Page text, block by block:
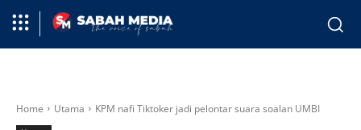
Home Utama KPM nafi Tiktoker jadi pelontar suara soalan UMBI